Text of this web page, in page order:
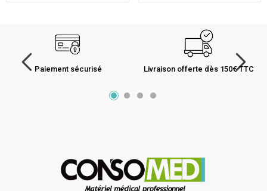
Paiement sécurisé Livraison offerte dès 150€ TTC